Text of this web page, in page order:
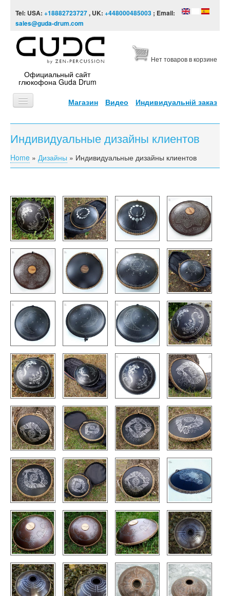
Tel: USA: +18882723727, UK: +448000485003 ; Email:
sales@guda-drum.com
Официальный сайт
глюкофона Guda Drum
Нет товаров в корзине
Магазин Видео Индивидуальній заказ
ГЛАВНАЯ
ТИПЫ
ДИЗАЙНЫ
ЗВУКОРЯД
ИНФОРМАЦИЯ
КОНТАКТЫ
ЗАКАЗАТЬ
МАГАЗИН
АКЦИИ
Индивидуальные дизайны клиентов
You are here
Home » Дизайны » Индивидуальные дизайны клиентов